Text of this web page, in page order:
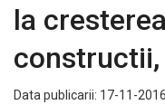
la
Data publicarii: 17-11-2016